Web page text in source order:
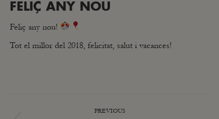
FELIÇ ANY NOU
Feliç any nou!
Tot el millor del 2018, felicitat, salut i vacances!
PREVIOUS